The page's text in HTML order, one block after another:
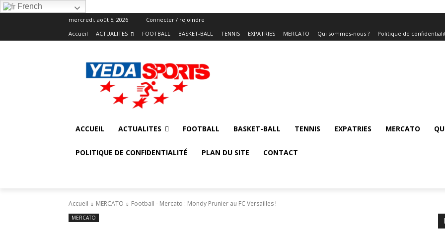
French
mercredi, août 5, 2026
Connecter / rejoindre
Accueil
ACTUALITES FOOTBALL BASKET-BALL TENNIS EXPATRIES MERCATO Qui sommes-nous ? Politique de
ACCUEIL ACTUALITES FOOTBALL BASKET-BALL TENNIS EXPATRIES MERCATO
POLITIQUE DE CONFIDENTIALITÉ PLAN DU SITE CONTACT
Accueil MERCATO Football - Mercato : Mondy Prunier au FC Versailles !
MERCATO